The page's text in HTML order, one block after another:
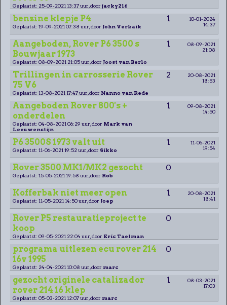
Geplaatst: 25-09-2021 13:37 uur, door jacky216
benzine klepje P4 1
10-01-2024
14:37
Geplaatst: 19-09-2021 07:38 uur, door John Verkaik
Aangeboden, Rover P6 3500 s
Bouwjaar 1973
1
08-09-2021
21:08
Geplaatst: 08-09-2021 21:05 uur, door Joost van Berlo
Trillingen in carrosserie Rover
75 V6
2
20-08-2021
18:53
Geplaatst: 13-08-2021 17:47 uur, door Nanno van Rede
Aangeboden Rover 800's +
onderdelen
1
09-08-2021
14:50
Geplaatst: 04-08-2021 06:29 uur, door Mark van
Leeuwenstijn
P6 3500S 1973 valt uit 1
11-06-2021
19:54
Geplaatst: 11-06-2021 19:52 uur, door Sikko
Rover 3500 MK1/MK2 gezocht 0
Geplaatst: 15-05-2021 19:58 uur, door Rob
Kofferbak niet meer open 1
20-08-2021
18:41
Geplaatst: 11-05-2021 14:50 uur, door Joep
Rover P5 restauratieproject te
koop
0
Geplaatst: 09-05-2021 22:04 uur, door Eric Taelman
programa uitlezen ecu rover 214
16v 1995
0
Geplaatst: 24-04-2021 10:08 uur, door marc
gezocht originele catalizador
rover 214 16 klep
1
08-03-2021
17:03
Geplaatst: 05-03-2021 12:07 uur, door marc